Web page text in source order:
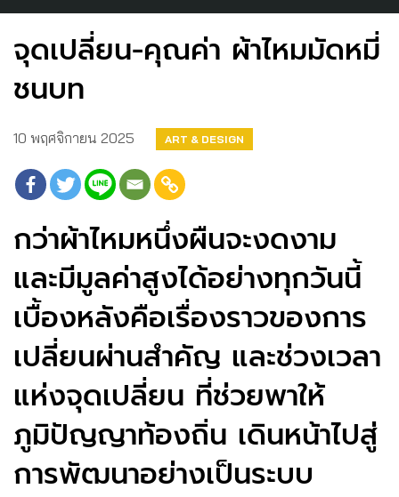
จุดเปลี่ยน-คุณค่า ผ้าไหมมัดหมี่
ชนบท
10 พฤศจิกายน 2025 ART & DESIGN
กว่าผ้าไหมหนึ่งผืนจะงดงาม
และมีมูลค่าสูงได้อย่างทุกวันนี้
เบื้องหลังคือเรื่องราวของการ
เปลี่ยนผ่านสำคัญ และช่วงเวลา
แห่งจุดเปลี่ยน ที่ช่วยพาให้
ภูมิปัญญาท้องถิ่น เดินหน้าไปสู่
การพัฒนาอย่างเป็นระบบ